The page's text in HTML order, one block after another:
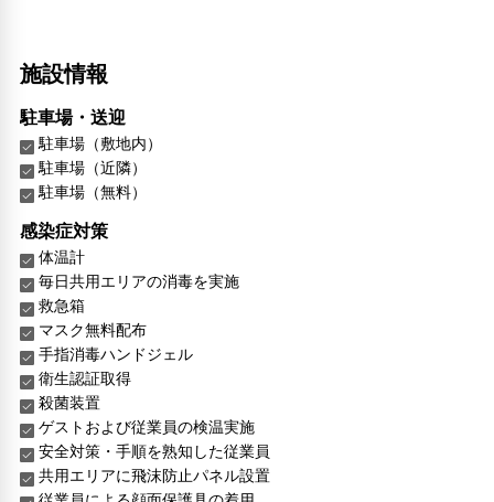
施設情報
駐車場・送迎
駐車場（敷地内）
駐車場（近隣）
駐車場（無料）
感染症対策
体温計
毎日共用エリアの消毒を実施
救急箱
マスク無料配布
手指消毒ハンドジェル
衛生認証取得
殺菌装置
ゲストおよび従業員の検温実施
安全対策・手順を熟知した従業員
共用エリアに飛沫防止パネル設置